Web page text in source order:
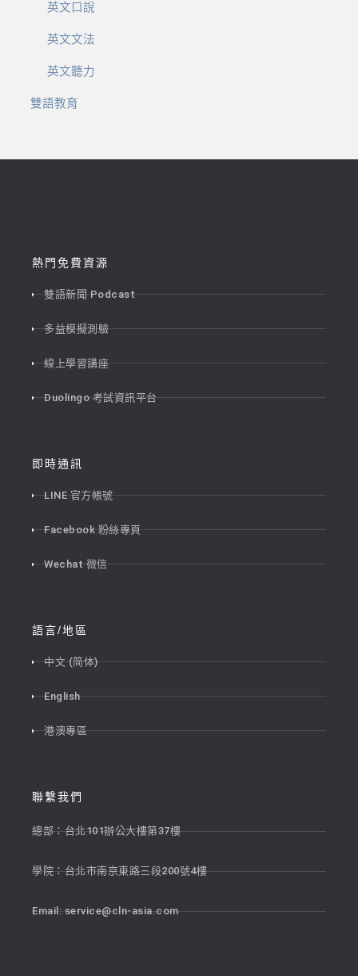
英文口說
英文文法
英文聽力
雙語教育
熱門免費資源
雙語新聞 Podcast
多益模擬測驗
線上學習講座
Duolingo 考試資訊平台
即時通訊
LINE 官方帳號
Facebook 粉絲專頁
Wechat 微信
語言/地區
中文 (简体)
English
港澳專區
聯繫我們
總部：台北101辦公大樓第37樓
學院：台北市南京東路三段200號4樓
Email:service@cln-asia.com